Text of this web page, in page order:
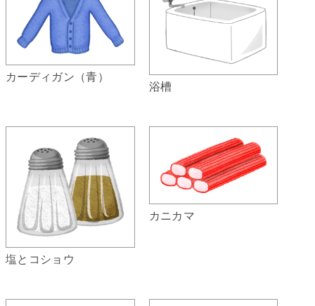
カーディガン（青）
浴槽
塩とコショウ
カニカマ